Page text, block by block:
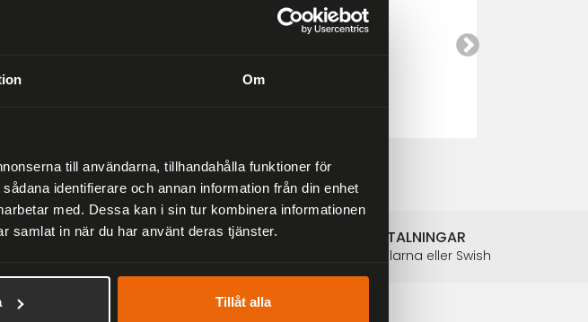
Om
till användarna, tillhandahålla funktioner för
identifierare och annan information från din enhet
med. Dessa kan i sin tur kombinera informationen
samlat in när du har använt deras tjänster.
Tillåt alla
Touring/Enduro MC-byxa
Mattsvart
SÄKRA BETALNINGAR
Betalkort, Klarna eller Swish